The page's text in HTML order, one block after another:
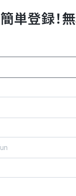
**Yoom株式会社は、ビジ
API・RPA・OCRなどの
作業やデスクワークを
- **主力プロダクト「
メール対応、請求書処
- **実績**: 国内利用社
- **強み**: すべての自
- **ミッション**: 「We
- **ビジョン**: 「
単登録！